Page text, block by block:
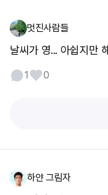
멋진사람들
날씨가 영... 아쉽지만
1 0
하얀 그림자